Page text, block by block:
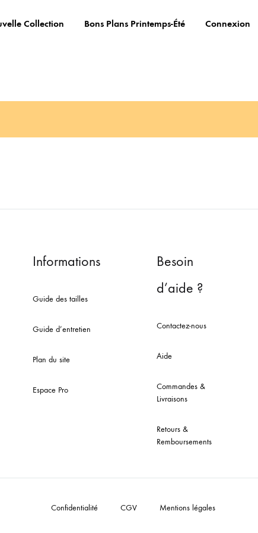
Collection Bons Plans Printemps-Été Connexion
Informations
Guide des tailles
Guide d’entretien
Plan du site
Espace Pro
Besoin
d’aide ?
Contactez-nous
Aide
Commandes &
Livraisons
Retours &
Remboursements
Confidentialité CGV Mentions légales